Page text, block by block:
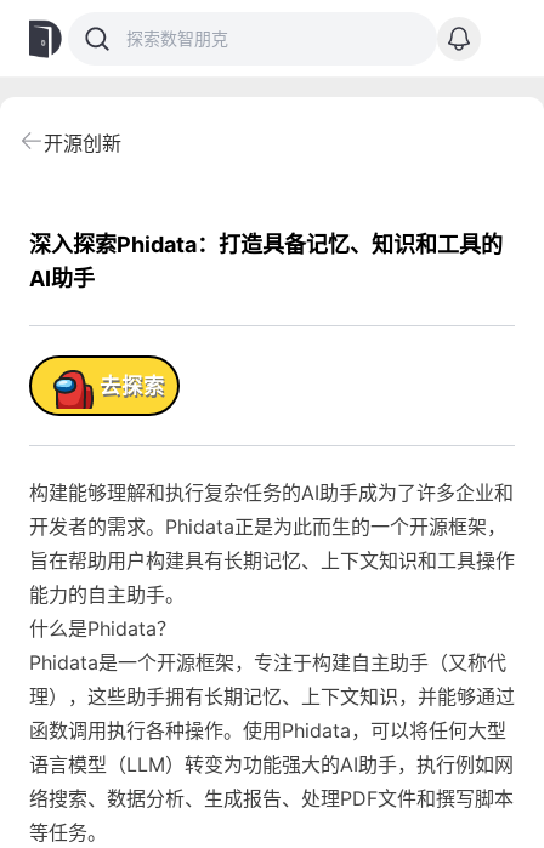
开源创新
深入探索Phidata：打造具备记忆、知识和工具的
AI助手
! 去探索
构建能够理解和执行复杂任务的AI助手成为了许多企业和
开发者的需求。Phidata正是为此而生的一个开源框架，
旨在帮助用户构建具有长期记忆、上下文知识和工具操作
能力的自主助手。
什么是Phidata？
Phidata是一个开源框架，专注于构建自主助手（又称代
理），这些助手拥有长期记忆、上下文知识，并能够通过
函数调用执行各种操作。使用Phidata，可以将任何大型
语言模型（LLM）转变为功能强大的AI助手，执行例如网
络搜索、数据分析、生成报告、处理PDF文件和撰写脚本
等任务。